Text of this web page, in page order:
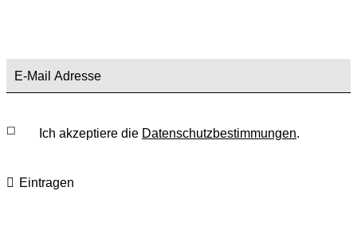
Ich akzeptiere die Datenschutzbestimmungen.
Eintragen